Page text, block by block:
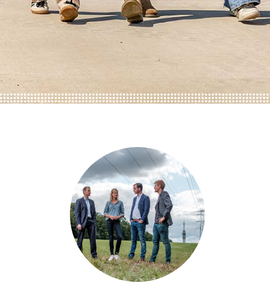
VACATURES
UW VERHAAL
KETENAANPAK
UW NETWERK
WERKWIJZE
UW PROJECT